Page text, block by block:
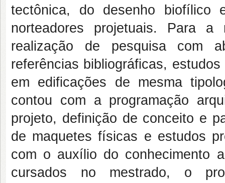
tectônica, do desenho biofílico
norteadores projetuais. Para
realização de pesquisa com
referências bibliográficas,
em edificações de mesma
contou com a programação
projeto, definição de conceito e
de maquetes físicas e estudos
com o auxílio do conhecimento
cursados no mestrado, o